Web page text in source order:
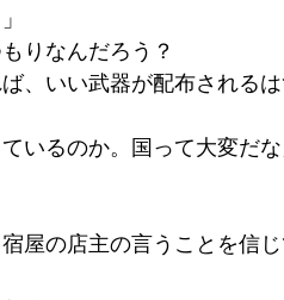
りなんだろう？
、いい武器が配布される
いるのか。国って大変だ
屋の店主の言うことを信